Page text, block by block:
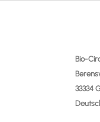
Bio-
33334